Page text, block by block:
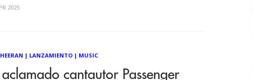
canción de Ed es un regreso al goce, a la
2025
| LANZAMIENTO| MUSIC
aclamado cantautor Passenger